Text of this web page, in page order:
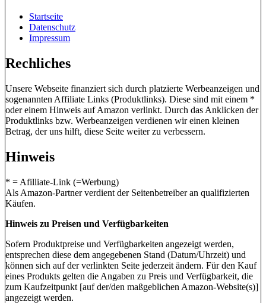
Startseite
Datenschutz
Impressum
Rechliches
Unsere Webseite finanziert sich durch platzierte Werbeanzeigen und
sogenannten Affiliate Links (Produktlinks). Diese sind mit einem *
oder einem Hinweis auf Amazon verlinkt. Durch das Anklicken der
Produktlinks bzw. Werbeanzeigen verdienen wir einen kleinen
Betrag, der uns hilft, diese Seite weiter zu verbessern.
Hinweis
* = Afilliate-Link (=Werbung)
Als Amazon-Partner verdient der Seitenbetreiber an qualifizierten
Käufen.
Hinweis zu Preisen und Verfügbarkeiten
Sofern Produktpreise und Verfügbarkeiten angezeigt werden,
entsprechen diese dem angegebenen Stand (Datum/Uhrzeit) und
können sich auf der verlinkten Seite jederzeit ändern. Für den Kauf
eines Produkts gelten die Angaben zu Preis und Verfügbarkeit, die
zum Kaufzeitpunkt [auf der/den maßgeblichen Amazon-Website(s)]
angezeigt werden.